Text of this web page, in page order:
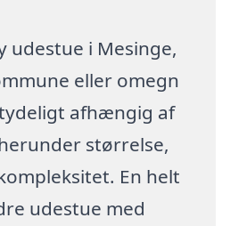
udestue i Mesinge,
eller omegn
afhængig af
størrelse,
En helt
udestue med